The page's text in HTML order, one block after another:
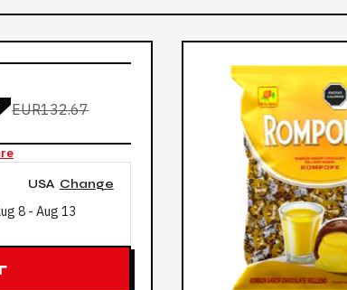
EUR132.67
USA Change
8 - Aug 13